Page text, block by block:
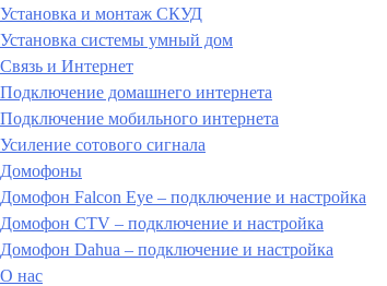
Установка и монтаж СКУД
Установка системы умный дом
Связь и Интернет
Подключение домашнего интернета
Подключение мобильного интернета
Усиление сотового сигнала
Домофоны
Домофон Falcon Eye – подключение и настройка
Домофон CTV – подключение и настройка
Домофон Dahua – подключение и настройка
О нас